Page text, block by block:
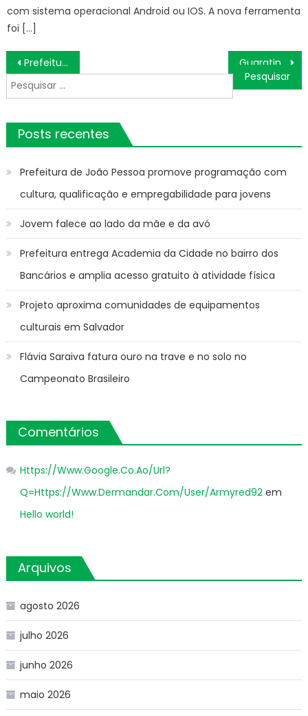
com sistema operacional Android ou IOS. A nova ferramenta
foi […]
Navegação
de
Post
Prefeitura inicia obras de reurbanização no Jardim Maria Antônia Prado – Agência de Notícias
Pesquisar
por:
Posts recentes
Prefeitura de João Pessoa promove programação com
cultura, qualificação e empregabilidade para jovens
Jovem falece ao lado da mãe e da avó
Prefeitura entrega Academia da Cidade no bairro dos
Bancários e amplia acesso gratuito à atividade física
Projeto aproxima comunidades de equipamentos
culturais em Salvador
Flávia Saraiva fatura ouro na trave e no solo no
Campeonato Brasileiro
Comentários
Https://Www.Google.Co.Ao/Url?
Q=Https://Www.Dermandar.Com/User/Armyred92em
Hello world!
Arquivos
agosto 2026
julho 2026
junho 2026
maio 2026